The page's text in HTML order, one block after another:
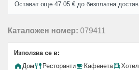
Остават още 47.05 € до безплатна
Каталожен номер: 079411
Използва се в:
Дом
Ресторанти Кафенета